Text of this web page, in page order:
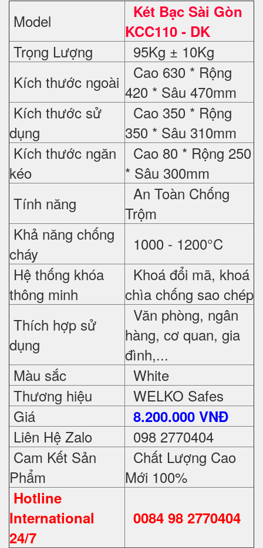
Model
Két Bạc Sài Gòn
KCC110 - DK
Trọng Lượng
95Kg ± 10Kg
Kích thước ngoài
Cao 630 * Rộng
420 * Sâu 470mm
Kích thước sử
dụng
Cao 350 * Rộng
350 * Sâu 310mm
Kích thước ngăn
kéo
Cao 80 * Rộng 250
* Sâu 300mm
Tính năng
An Toàn Chống
Trộm
Khả năng chống
cháy
1000 - 1200°C
Hệ thống khóa
thông minh
Khoá đổi mã, khoá
chìa chống sao chép
Thích hợp sử
dụng
Văn phòng, ngân
hàng, cơ quan, gia
đình,...
Màu sắc
White
Thương hiệu
WELKO Safes
Giá
8.200.000 VNĐ
Liên Hệ Zalo
098 2770404
Cam Kết Sản
Phẩm
Chất Lượng Cao
Mới 100%
Hotline
International
24/7
0084 98 2770404